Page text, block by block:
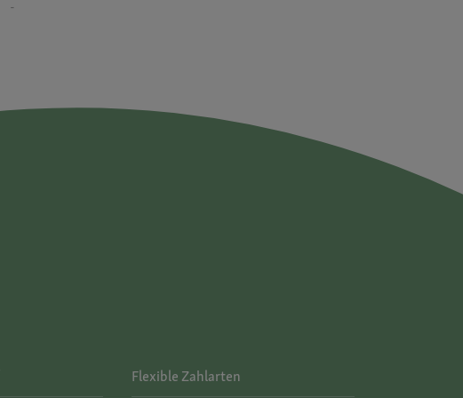
-
Flexible Zahlarten